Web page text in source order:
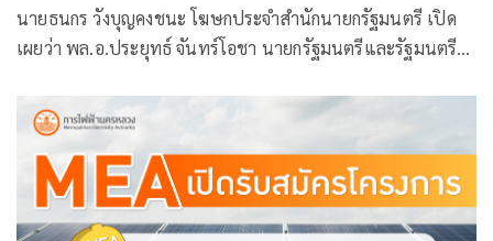
นายธนกร วังบุญคงชนะ โฆษกประจำสำนักนายกรัฐมนตรี เปิด
เผยว่า พล.อ.ประยุทธ์ จันทร์โอชา นายกรัฐมนตรีและรัฐมนตรี
ที่จะเติบโตด้วยการขับเคลื่อนเศรษฐกิจใหม่